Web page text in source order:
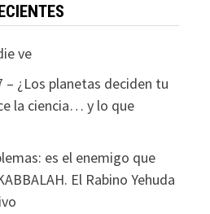
ve
– ¿Los planetas deciden tu
la ciencia… y lo que
es el enemigo que
El Rabino Yehuda